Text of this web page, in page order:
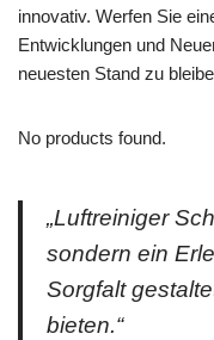
innovativ. Werfen Sie
Entwicklungen und
neuesten Stand zu
No products found.
„Luftreiniger
sondern ein
Sorgfalt
bieten.“